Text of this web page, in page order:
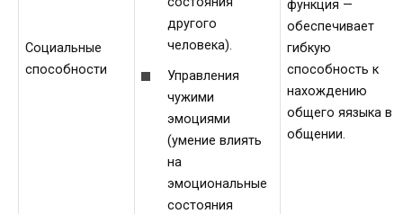
Социальные
способности
другого
человека).
Управления
чужими
эмоциями
(умение влиять
на
эмоциональные
состояния
функция —
обеспечивает
гибкую
способность к
нахождению
общего яязыка в
общении.